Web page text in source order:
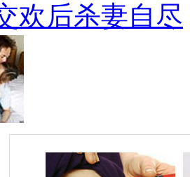
欢后杀妻自尽